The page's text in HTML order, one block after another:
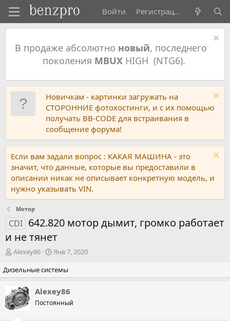
Войти Регистрация
В продаже абсолютно новый, последнего
поколения MBUXHIGH (NTG6).
Новичкам - картинки загружать на
СТОРОННИЕ фотохостинги, и с их помощью
получать BB-CODE для встраивания в
сообщение форума!
Если вам задали вопрос : КАКАЯ МАШИНА - это
значит, что данные, которые вы предоставили в
описании никак не описывает конкретную модель, и
нужно указывать VIN.
Мотор
CDI 642.820 мотор дымит, громко работает
и не тянет
А
т
о
р
т
е
м
Alexey86
Д
т
а
н
а
ч
Янв 7, 2020
Дизельные системы
Alexey86
Постоянный